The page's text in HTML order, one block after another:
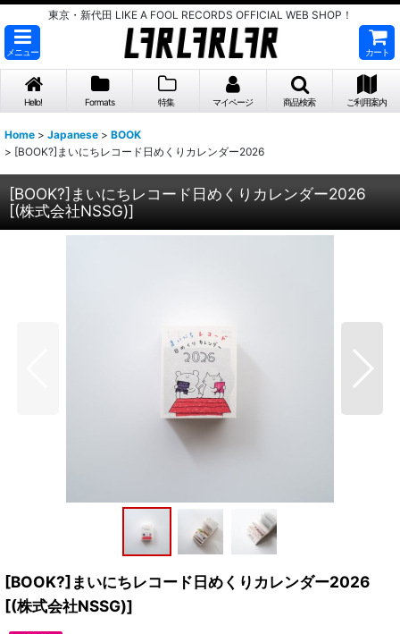
東京・新代田 LIKE A FOOL RECORDS OFFICIAL WEB SHOP！
メニュー カート
Hello! Formats 特集 マイページ 商品検索 ご利用案内
Home > Japanese > BOOK
> [BOOK?]まいにちレコード日めくりカレンダー2026
[BOOK?]まいにちレコード日めくりカレンダー2026
[(株式会社NSSG)]
[BOOK?]まいにちレコード日めくりカレンダー2026
[(株式会社NSSG)]